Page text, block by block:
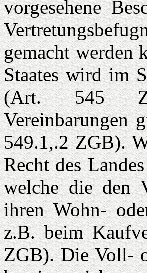
vorgesehene
gemacht werden
Staates wird im
(Art. 545
Vereinbarungen
549.1,.2 ZGB).
Recht des
welche die den
ihren Wohn-
z.B. beim
ZGB). Die Voll-